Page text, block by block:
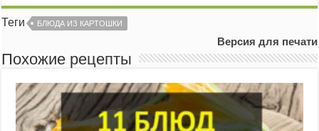
Теги БЛЮДА ИЗ КАРТОШКИ
Версия для печати
Похожие рецепты